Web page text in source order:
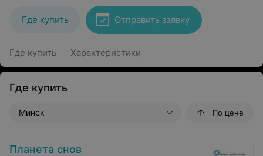
Где купить Отправить заявку
Где купить Характеристики
Где купить
Минск По цене
Планета снов